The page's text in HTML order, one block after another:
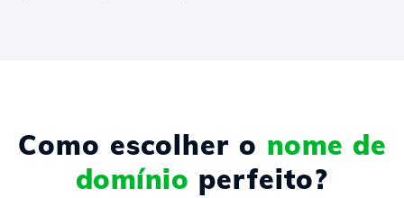
Como escolher o nome de
domínio perfeito?